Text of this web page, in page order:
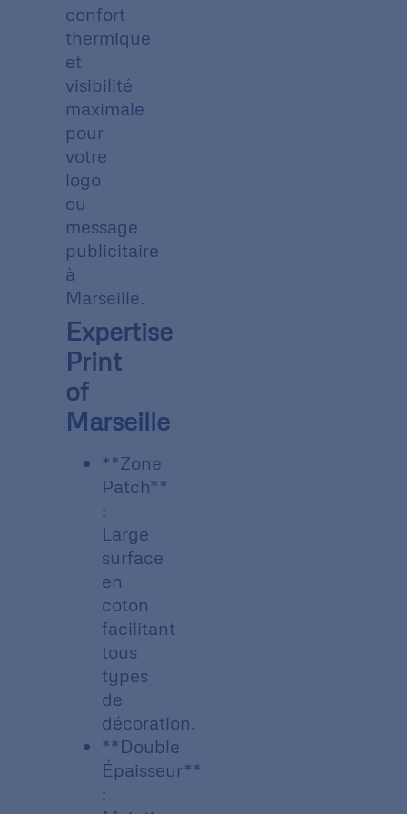
confort
thermique
et
visibilité
maximale
pour
votre
logo
ou
message
publicitaire
à
Marseille.
Expertise
Print
of
Marseille
**Zone
Patch**
:
Large
surface
en
coton
facilitant
tous
types
de
décoration.
**Double
Épaisseur**
: